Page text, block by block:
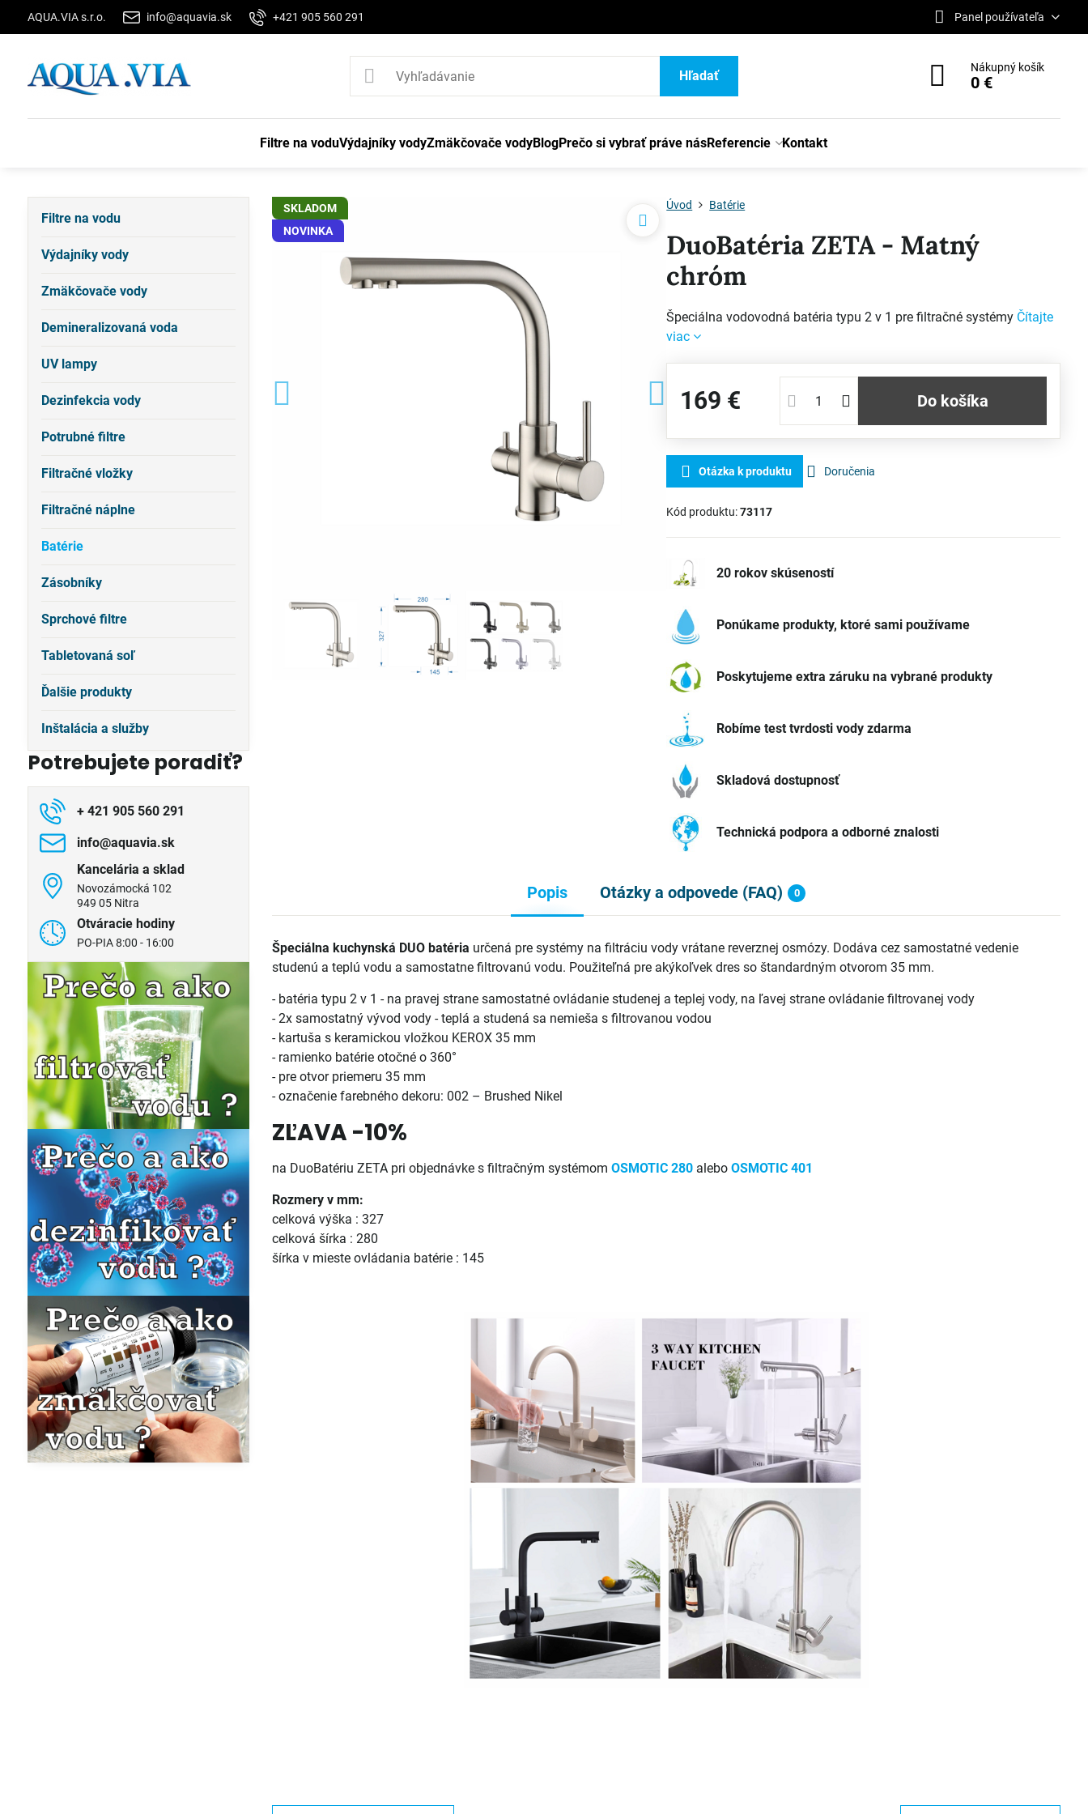
AQUA.VIA s.r.o. info@aquavia.sk +421 905 560 291 Panel používateľa
Hľadať
Nákupný košík
0 €
Filtre na voduVýdajníky vodyZmäkčovače vodyBlogPrečo si vybrať práve násReferencie Kontakt
SKLADOM
NOVINKA
Úvod Batérie
DuoBatéria ZETA - Matný
chróm
Špeciálna vodovodná batéria typu 2 v 1 pre filtračné systémy Čítajte
viac
169 € Do košíka
Otázka k produktu Doručenia
Kód produktu:73117
20 rokov skúseností
Ponúkame produkty, ktoré sami používame
Poskytujeme extra záruku na vybrané produkty
Robíme test tvrdosti vody zdarma
Skladová dostupnosť
Technická podpora a odborné znalosti
Popis Otázky a odpovede (FAQ) 0
Špeciálna kuchynská DUO batéria určená pre systémy na filtráciu vody vrátane reverznej osmózy. Dodáva cez samostatné vedenie
studenú a teplú vodu a samostatne filtrovanú vodu. Použiteľná pre akýkoľvek dres so štandardným otvorom 35 mm.
- batéria typu 2 v 1 - na pravej strane samostatné ovládanie studenej a teplej vody, na ľavej strane ovládanie filtrovanej vody
- 2x samostatný vývod vody - teplá a studená sa nemieša s filtrovanou vodou
- kartuša s keramickou vložkou KEROX 35 mm
- ramienko batérie otočné o 360°
- pre otvor priemeru 35 mm
- označenie farebného dekoru: 002 – Brushed Nikel
ZĽAVA -10%
na DuoBatériu ZETA pri objednávke s filtračným systémomOSMOTIC 280 aleboOSMOTIC 401
Rozmery v mm:
celková výška : 327
celková šírka : 280
šírka v mieste ovládania batérie : 145
Filtre na vodu
Výdajníky vody
Zmäkčovače vody
Demineralizovaná voda
UV lampy
Dezinfekcia vody
Potrubné filtre
Filtračné vložky
Filtračné náplne
Batérie
Zásobníky
Sprchové filtre
Tabletovaná soľ
Ďalšie produkty
Inštalácia a služby
Potrebujete poradiť?
+ 421 905 560 291
info​@aquavia​.sk
Kancelária a sklad
Novozámocká 102
949 05 Nitra
Otváracie hodiny
PO-PIA 8:00 - 16:00